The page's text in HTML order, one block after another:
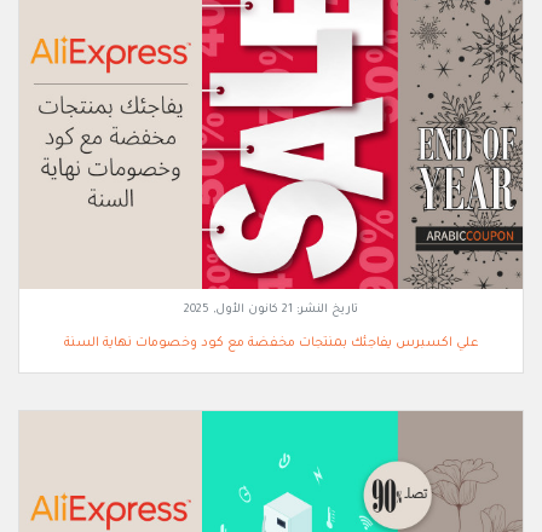
تاريخ النشر: 21 كانون الأول, 2025
علي اكسبرس يفاجئك بمنتجات مخفضة مع كود وخصومات نهاية السنة